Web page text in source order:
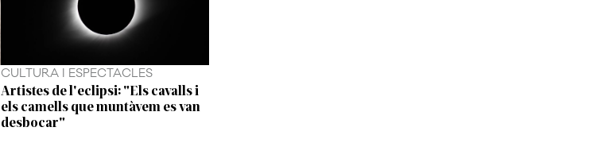
CULTURA I ESPECTACLES
Artistes de l'eclipsi: "Els cavalls i
els camells que muntàvem es van
desbocar"